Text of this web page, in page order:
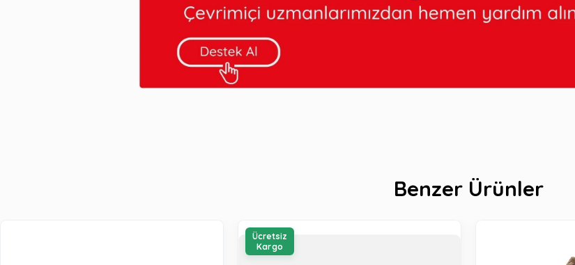
Benzer Ürünler
Ücretsiz
Kargo